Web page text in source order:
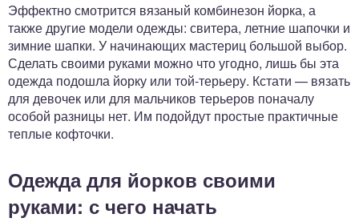
Эффектно смотрится вязаный комбинезон йорка, а
также другие модели одежды: свитера, летние шапочки и
зимние шапки. У начинающих мастериц большой выбор.
Сделать своими руками можно что угодно, лишь бы эта
одежда подошла йорку или той-терьеру. Кстати — вязать
для девочек или для мальчиков терьеров поначалу
особой разницы нет. Им подойдут простые практичные
теплые кофточки.
Одежда для йорков своими
руками: с чего начать